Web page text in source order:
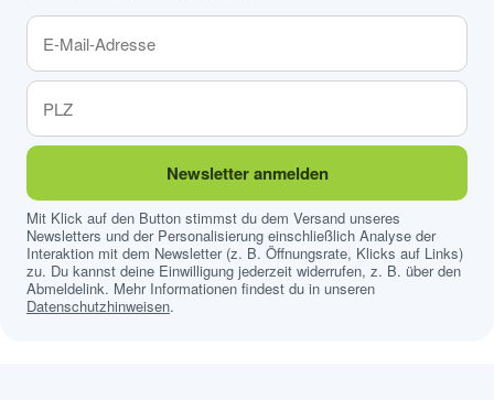
Newsletter anmelden
Mit Klick auf den Button stimmst du dem Versand unseres
Newsletters und der Personalisierung einschließlich Analyse der
Interaktion mit dem Newsletter (z. B. Öffnungsrate, Klicks auf Links)
zu. Du kannst deine Einwilligung jederzeit widerrufen, z. B. über den
Abmeldelink. Mehr Informationen findest du in unseren
Datenschutzhinweisen.